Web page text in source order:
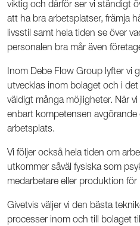
viktig och därför ser vi ständigt
att ha bra arbetsplatser, främja
livsstil samt hela tiden se över
personalen bra mår även
Inom Debe Flow Group lyfter vi
utvecklas inom bolaget och i
väldigt många möjligheter. När
enbart kompetensen avgörande
arbetsplats.
Vi följer också hela tiden om
utkommer såväl fysiska som
medarbetare eller produktion
Givetvis väljer vi den bästa
processer inom och till bolaget